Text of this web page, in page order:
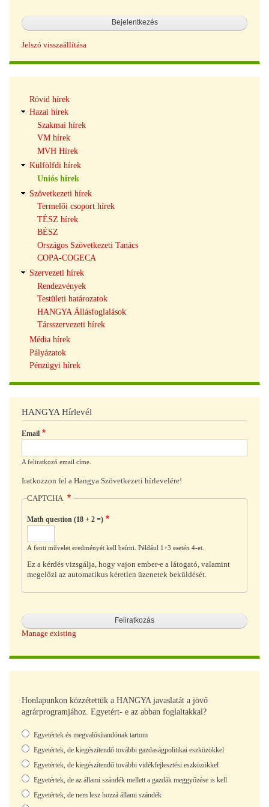
Jelszó visszaállítása
navigáció
Rövid hírek
Hazai hírek
Szakmai hírek
VM hírek
MVH Hírek
Külfölfdi hírek
Uniós hírek
Szövetkezeti hírek
Termelői csoport hírek
TÉSZ hírek
BÉSZ
Országos Szövetkezeti Tanács
COPA-COGECA
Szervezeti hírek
Rendezvények
Testületi határozatok
HANGYA Állásfoglalások
Társszervezeti hírek
Média hírek
Pályázatok
Pénzügyi hírek
HANGYA Hírlevél
Email
A feliratkozó email címe.
Iratkozzon fel a Hangya Szövetkezeti hírlevelére!
CAPTCHA
Math question (18 + 2 =)
A fenti művelet eredményét kell beírni. Például 1+3 esetén 4-et.
Ez a kérdés vizsgálja, hogy vajon ember-e a látogató, valamint
megelőzi az automatikus kéretlen üzenetek beküldését.
Manage existing
Honlapunkon közzétettük a HANGYA javaslatát a jövő
agrárprogramjához. Egyetért- e az abban foglaltakkal?
Választások
Egyetértek és megvalósítandónak tartom
Egyetértek, de kiegészítendő további gazdaságpolitikai eszközökkel
Egyetértek, de kiegészítendő további vidékfejlesztési eszközökkel
Egyetértek, de az állami szándék mellett a gazdák meggyőzése is kell
Egyetértek, de nem lesz hozzá állami szándék